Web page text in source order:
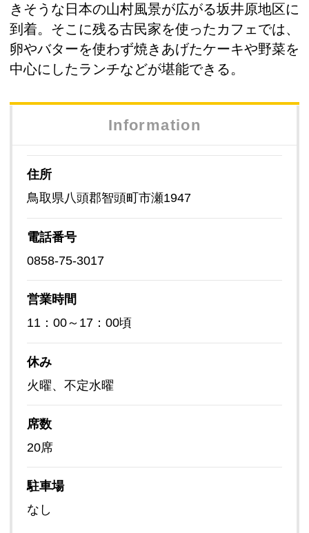
きそうな日本の山村風景が広がる坂井原地区に
到着。そこに残る古民家を使ったカフェでは、
卵やバターを使わず焼きあげたケーキや野菜を
中心にしたランチなどが堪能できる。
Information
住所
鳥取県八頭郡智頭町市瀬1947
電話番号
0858-75-3017
営業時間
11：00～17：00頃
休み
火曜、不定水曜
席数
20席
駐車場
なし